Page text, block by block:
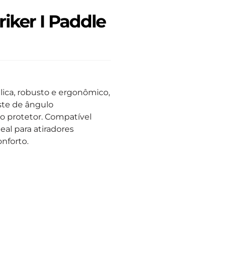
I Paddle
robusto e ergonômico,
de ângulo
protetor. Compatível
para atiradores